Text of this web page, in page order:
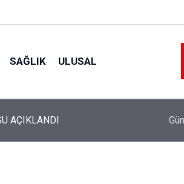
SAĞLIK ULUSAL
AÇIKLANDI YENİ